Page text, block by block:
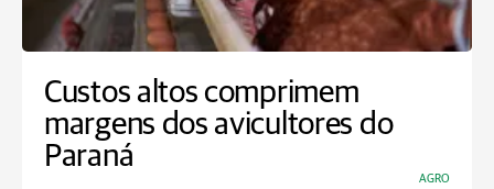
Custos altos comprimem
margens dos avicultores do
Paraná
AGRO